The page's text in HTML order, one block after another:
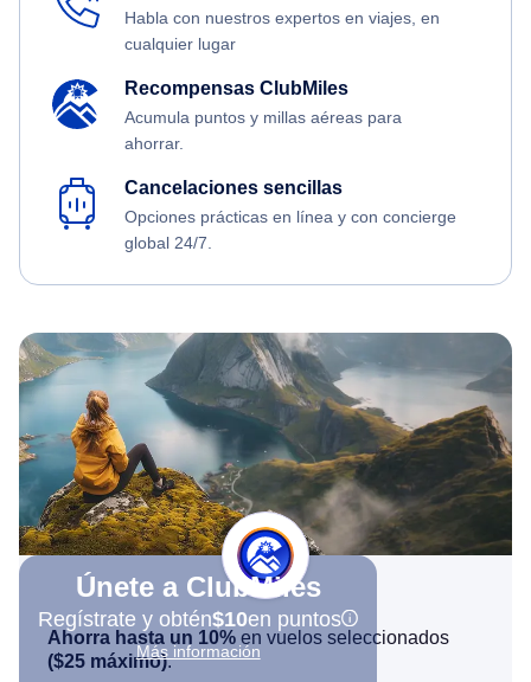
Habla con nuestros expertos en viajes, en
cualquier lugar
Recompensas ClubMiles
Acumula puntos y millas aéreas para
ahorrar.
Cancelaciones sencillas
Opciones prácticas en línea y con concierge
global 24/7.
Únete a ClubMiles
Regístrate y obtén$10en puntos
Más información
Ahorra hasta un 10% en vuelos seleccionados
($25 máximo).